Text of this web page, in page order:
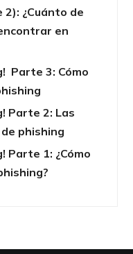
2): ¿Cuánto de
en
Parte 3: Cómo
Parte 2: Las
phishing
Parte 1: ¿Cómo